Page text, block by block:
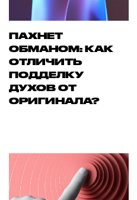
ПАХНЕТ
ОБМАНОМ: КАК
ОТЛИЧИТЬ
ПОДДЕЛКУ
ДУХОВ ОТ
ОРИГИНАЛА?